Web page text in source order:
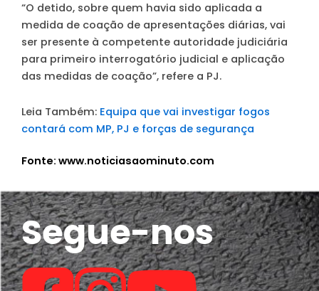
“O detido, sobre quem havia sido aplicada a
medida de coação de apresentações diárias, vai
ser presente à competente autoridade judiciária
para primeiro interrogatório judicial e aplicação
das medidas de coação”, refere a PJ.
Leia Também: Equipa que vai investigar fogos
contará com MP, PJ e forças de segurança
Fonte: www.noticiasaominuto.com
Segue-nos